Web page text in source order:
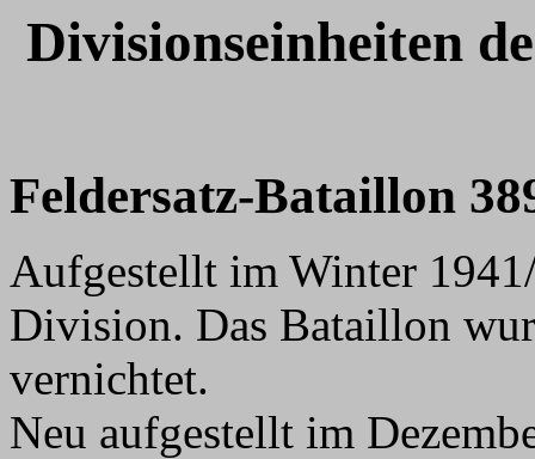
Divisionseinheiten
Feldersatz-Bataillon
Aufgestellt im Winter
Division. Das Bataillon
vernichtet.
Neu aufgestellt im